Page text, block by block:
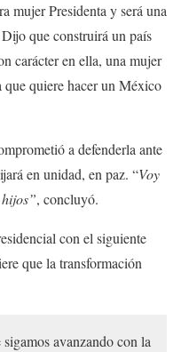
mujer Presidenta y será una
que construirá un país
carácter en ella, una mujer
que quiere hacer un México
a defenderla ante
en unidad, en paz. “Voy
, concluyó.
con el siguiente
que la transformación
avanzando con la